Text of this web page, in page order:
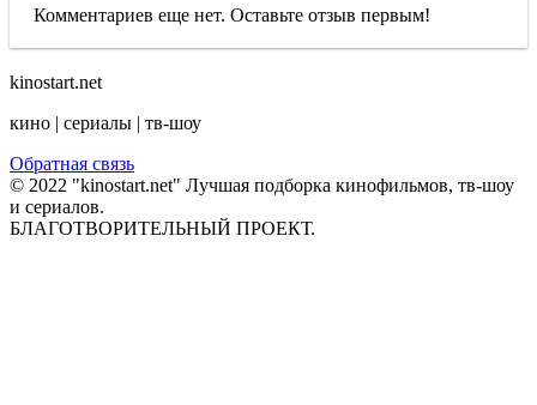
Комментариев еще нет. Оставьте отзыв первым!
kinostart.net
кино | сериалы | тв-шоу
Обратная связь
© 2022 "kinostart.net" Лучшая подборка кинофильмов, тв-шоу
и сериалов.
БЛАГОТВОРИТЕЛЬНЫЙ ПРОЕКТ.